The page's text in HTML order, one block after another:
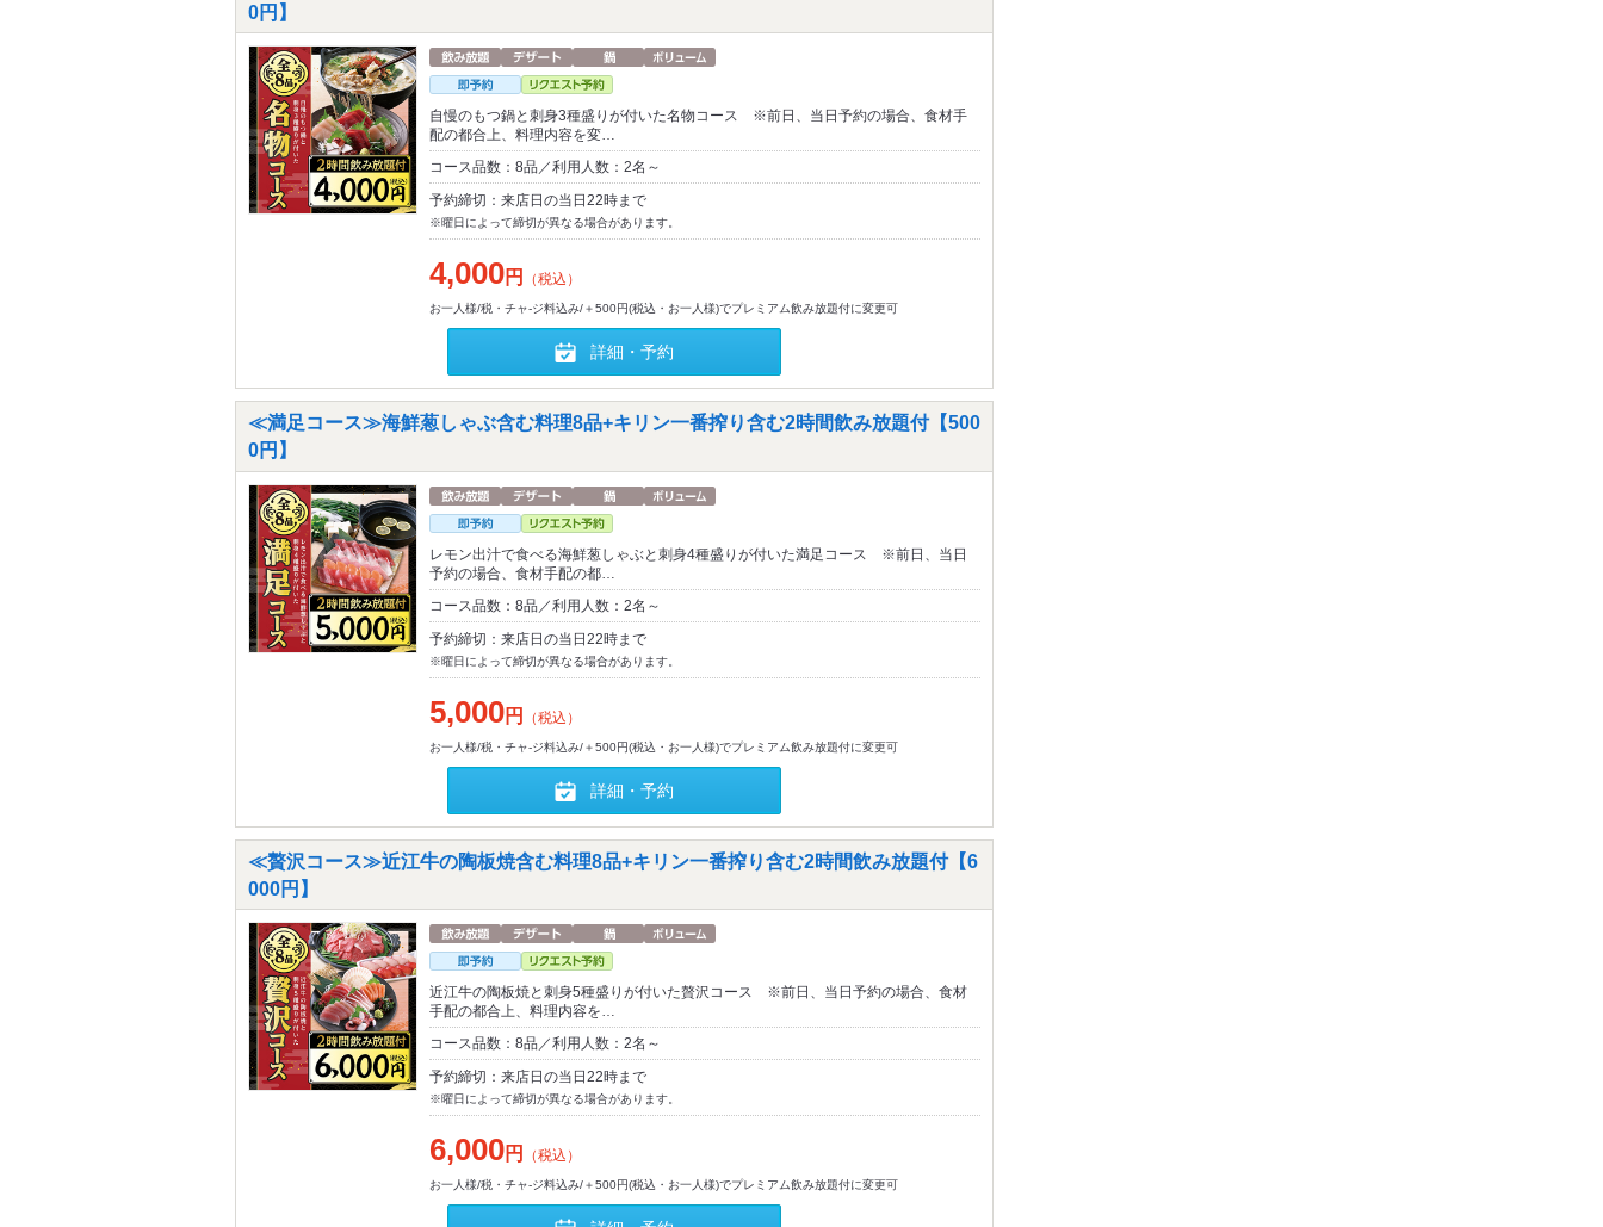
0円】
自慢のもつ鍋と刺身3種盛りが付いた名物コース ※前日、当日予約の場合、食材手
配の都合上、料理内容を変…
コース品数：8品／利用人数：2名～
予約締切：来店日の当日22時まで
※曜日によって締切が異なる場合があります。
4,000円 （税込）
お一人様/税・チャ-ジ料込み/＋500円(税込・お一人様)でプレミアム飲み放題付に変更可
詳細・予約
≪満足コース≫海鮮葱しゃぶ含む料理8品+キリン一番搾り含む2時間飲み放題付【500
0円】
レモン出汁で食べる海鮮葱しゃぶと刺身4種盛りが付いた満足コース ※前日、当日
予約の場合、食材手配の都…
コース品数：8品／利用人数：2名～
予約締切：来店日の当日22時まで
※曜日によって締切が異なる場合があります。
5,000円 （税込）
お一人様/税・チャ-ジ料込み/＋500円(税込・お一人様)でプレミアム飲み放題付に変更可
詳細・予約
≪贅沢コース≫近江牛の陶板焼含む料理8品+キリン一番搾り含む2時間飲み放題付【6
000円】
近江牛の陶板焼と刺身5種盛りが付いた贅沢コース ※前日、当日予約の場合、食材
手配の都合上、料理内容を…
コース品数：8品／利用人数：2名～
予約締切：来店日の当日22時まで
※曜日によって締切が異なる場合があります。
6,000円 （税込）
お一人様/税・チャ-ジ料込み/＋500円(税込・お一人様)でプレミアム飲み放題付に変更可